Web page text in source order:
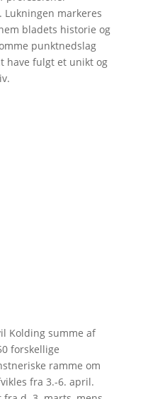
markeres
bladets historie og
punktnedslag
have fulgt et unikt og
Kolding summe af
forskellige
ramme om
fra 3.-6. april.